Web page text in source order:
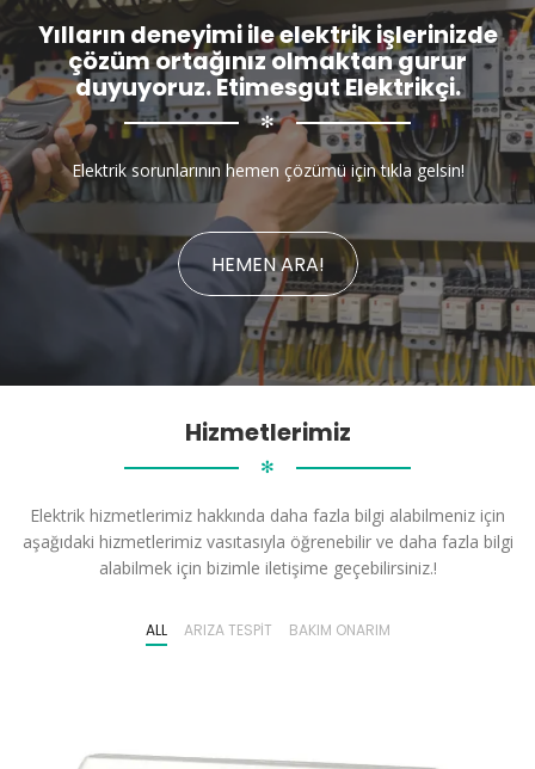
Yılların deneyimi ile elektrik işlerinizde
çözüm ortağınız olmaktan gurur
duyuyoruz. Etimesgut Elektrikçi.
✻
Elektrik sorunlarının hemen çözümü için tıkla gelsin!
HEMEN ARA!
Hizmetlerimiz
✻
Elektrik hizmetlerimiz hakkında daha fazla bilgi alabilmeniz için
aşağıdaki hizmetlerimiz vasıtasıyla öğrenebilir ve daha fazla bilgi
alabilmek için bizimle iletişime geçebilirsiniz.!
ALL ARIZA TESPIT BAKIM ONARIM